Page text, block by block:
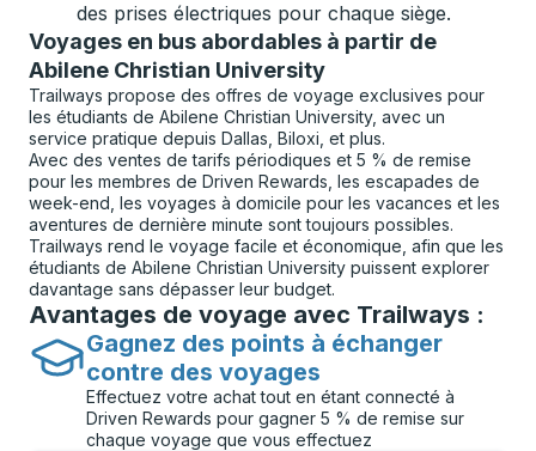
des prises électriques pour chaque siège.
Voyages en bus abordables à partir de
Abilene Christian University
Trailways propose des offres de voyage exclusives pour
les étudiants de Abilene Christian University, avec un
service pratique depuis Dallas, Biloxi, et plus.
Avec des ventes de tarifs périodiques et 5 % de remise
pour les membres de Driven Rewards, les escapades de
week-end, les voyages à domicile pour les vacances et les
aventures de dernière minute sont toujours possibles.
Trailways rend le voyage facile et économique, afin que les
étudiants de Abilene Christian University puissent explorer
davantage sans dépasser leur budget.
Avantages de voyage avec Trailways :
Gagnez des points à échanger
contre des voyages
Effectuez votre achat tout en étant connecté à
Driven Rewards pour gagner 5 % de remise sur
chaque voyage que vous effectuez